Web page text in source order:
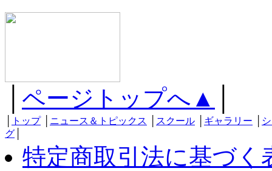
ページトップへ▲
トップ│ ニュース＆トピックス スクール ギャラリー
グ
特定商取引法に基づく